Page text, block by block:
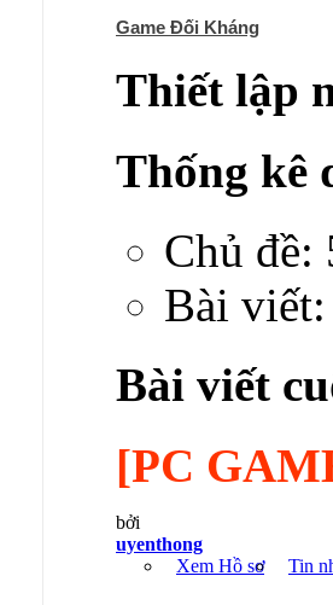
Game Đối Kháng
Thiết lập
Thống kê
Chủ đề:
Bài
Bài viết
[PC
bởi
uyenthong
Xem Hồ sơ
Tin